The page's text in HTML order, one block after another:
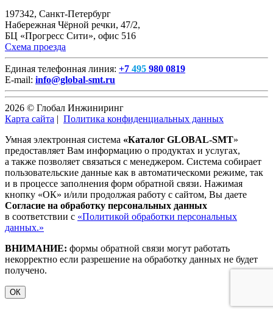
197342, Санкт-Петербург
Набережная Чёрной речки, 47/2,
БЦ «Прогресс Сити», офис 516
Схема проезда
Единая телефонная линия: +7 495 980 0819
E-mail: info@global-smt.ru
2026 © Глобал Инжиниринг
Карта сайта | Политика конфиденциальных данных
Умная электронная система «Каталог GLOBAL-SMT»
предоставляет Вам информацию о продуктах и услугах,
а также позволяет связаться с менеджером. Система собирает
пользовательские данные как в автоматическоми режиме, так
и в процессе заполнения форм обратной связи. Нажимая
кнопку «ОК» и/или продолжая работу с сайтом, Вы даете
Согласие на обработку персональных данных
в соответствии с «Политикой обработки персональных
данных.»
ВНИМАНИЕ: формы обратной связи могут работать
некорректно если разрешение на обработку данных не будет
получено.
ОК